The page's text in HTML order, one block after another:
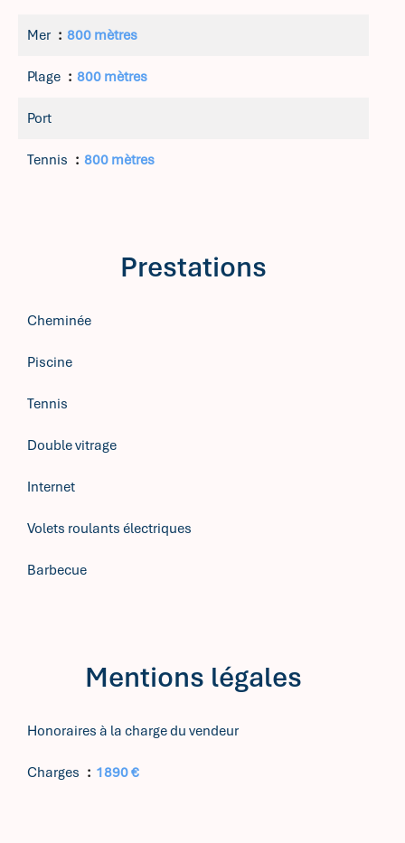
Mer 800 mètres
Plage 800 mètres
Port
Tennis 800 mètres
Prestations
Cheminée
Piscine
Tennis
Double vitrage
Internet
Volets roulants électriques
Barbecue
Mentions légales
Honoraires à la charge du vendeur
Charges 1890 €